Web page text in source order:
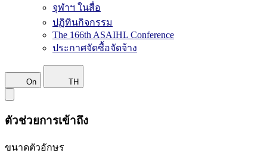
จุฬาฯ ในสื่อ
ปฏิทินกิจกรรม
The 166th ASAIHL Conference
ประกาศจัดซื้อจัดจ้าง
On TH
ตัวช่วยการเข้าถึง
ขนาดตัวอักษร